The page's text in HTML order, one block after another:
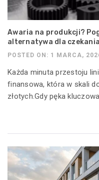
Awaria na produkcji?
alternatywa dla
POSTED ON: 1 MARCA,
Każda minuta przestoju
finansowa, która w skali
złotych.Gdy pęka